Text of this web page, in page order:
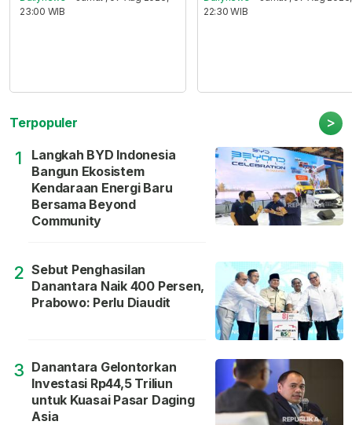
23:00 WIB
22:30 WIB
Terpopuler >
1
Langkah BYD Indonesia
Bangun Ekosistem
Kendaraan Energi Baru
Bersama Beyond
Community
2 Sebut Penghasilan
Danantara Naik 400 Persen,
Prabowo: Perlu Diaudit
3 Danantara Gelontorkan
Investasi Rp44,5 Triliun
untuk Kuasai Pasar Daging
Asia